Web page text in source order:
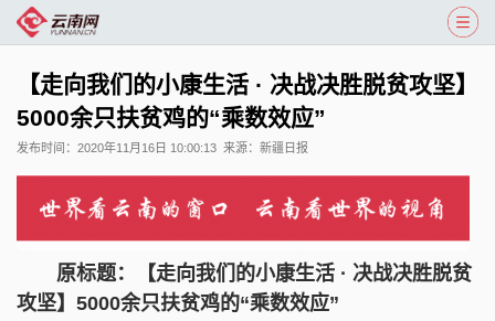
【走向我们的小康生活 · 决战决胜脱贫攻坚】
5000余只扶贫鸡的“乘数效应”
发布时间： 2020年11月16日 10:00:13 来源： 新疆日报
原标题：【走向我们的小康生活 · 决战决胜脱贫
攻坚】5000余只扶贫鸡的“乘数效应”